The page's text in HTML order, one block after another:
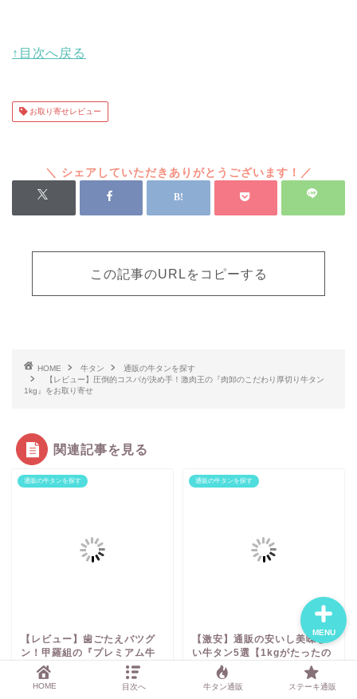
↑目次へ戻る
お取り寄せレビュー
この記事のURLをコピーする
HOME 牛タン
通販の牛タンを探す
【レビュー】圧倒的コスパが決め手！激肉王の『肉卸のこだわり厚切り牛タン
1kg』をお取り寄せ
関連記事を見る
通販の牛タンを探す
【レビュー】歯ごたえバツグ
ン！甲羅組の『プレミアム牛
たんステーキ500g』をお取り
寄せ
2021年8月6日
通販の牛タンを探す
【激安】通販の安いし美味し
い牛タン5選【1kgがたったの
4,360円】
2021年5月29日
HOME 目次へ 牛タン通販 ステーキ通販
MENU
お問い合わせ